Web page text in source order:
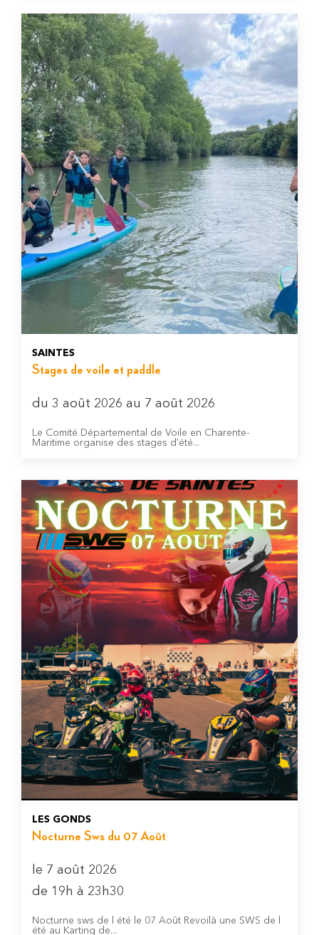
SAINTES
Stages de voile et paddle
du 3 août 2026 au 7 août 2026
Le Comité Départemental de Voile en Charente-
Maritime organise des stages d'été...
LES GONDS
Nocturne Sws du 07 Août
le 7 août 2026
de 19h à 23h30
Nocturne sws de l été le 07 Août Revoilà une SWS de l
été au Karting de...